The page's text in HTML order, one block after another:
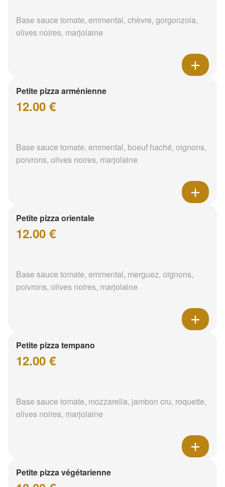
Base sauce tomate, emmental, chèvre, gorgonzola,
olives noires, marjolaine
Petite pizza arménienne
12.00 €
Base sauce tomate, emmental, boeuf haché, oignons,
poivrons, olives noires, marjolaine
Petite pizza orientale
12.00 €
Base sauce tomate, emmental, merguez, oignons,
poivrons, olives noires, marjolaine
Petite pizza tempano
12.00 €
Base sauce tomate, mozzarella, jambon cru, roquette,
olives noires, marjolaine
Petite pizza végétarienne